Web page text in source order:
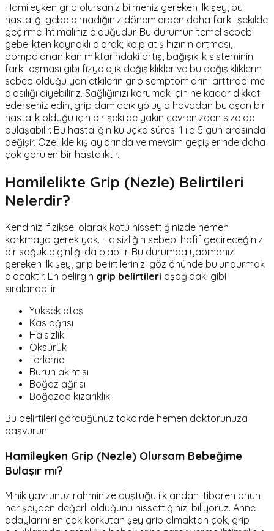
Hamileyken grip olursanız bilmeniz gereken ilk şey, bu
hastalığı gebe olmadığınız dönemlerden daha farklı şekilde
geçirme ihtimaliniz olduğudur. Bu durumun temel sebebi
gebelikten kaynaklı olarak; kalp atış hızının artması,
pompalanan kan miktarındaki artış, bağışıklık sisteminin
farklılaşması gibi fizyolojik değişiklikler ve bu değişikliklerin
sebep olduğu yan etkilerin grip semptomlarını arttırabilme
olasılığı diyebiliriz. Sağlığınızı korumak için ne kadar dikkat
ederseniz edin, grip damlacık yoluyla havadan bulaşan bir
hastalık olduğu için bir şekilde yakın çevrenizden size de
bulaşabilir. Bu hastalığın kuluçka süresi 1 ila 5 gün arasında
değişir. Özellikle kış aylarında ve mevsim geçişlerinde daha
çok görülen bir hastalıktır.
Hamilelikte Grip (Nezle) Belirtileri
Nelerdir?
Kendinizi fiziksel olarak kötü hissettiğinizde hemen
korkmaya gerek yok. Halsizliğin sebebi hafif geçireceğiniz
bir soğuk algınlığı da olabilir. Bu durumda yapmanız
gereken ilk şey, grip belirtilerinizi göz önünde bulundurmak
olacaktır. En belirgin grip belirtileri aşağıdaki gibi
sıralanabilir.
Yüksek ateş
Kas ağrısı
Halsizlik
Öksürük
Terleme
Burun akıntısı
Boğaz ağrısı
Boğazda kızarıklık
Bu belirtileri gördüğünüz takdirde hemen doktorunuza
başvurun.
Hamileyken Grip (Nezle) Olursam Bebeğime
Bulaşır mı?
Minik yavrunuz rahminize düştüğü ilk andan itibaren onun
her şeyden değerli olduğunu hissettiğinizi biliyoruz. Anne
adaylarını en çok korkutan şey grip olmaktan çok, grip